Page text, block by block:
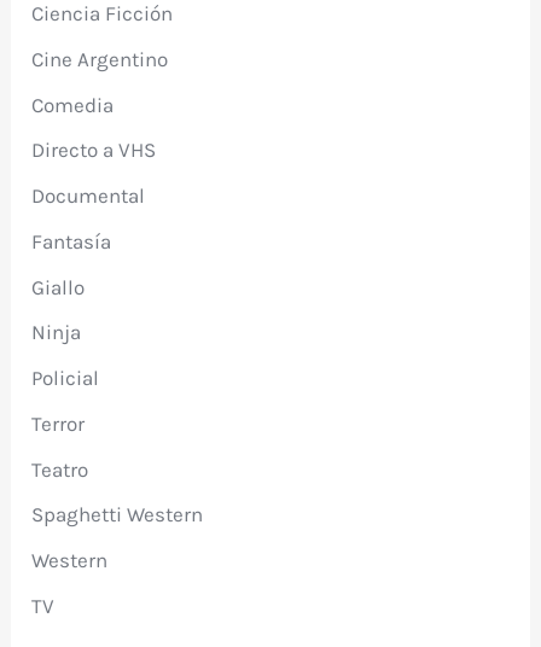
Ciencia Ficción
Cine Argentino
Comedia
Directo a VHS
Documental
Fantasía
Giallo
Ninja
Policial
Terror
Teatro
Spaghetti Western
Western
TV